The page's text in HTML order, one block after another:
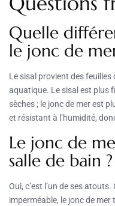
Quelle
le jonc de
Le sisal provient des feuilles
aquatique. Le sisal est plus
sèches ; le jonc de mer est
et résistant à l’humidité,
Le jonc de
salle de bain ?
Oui, c’est l’un de ses
imperméable, le jonc de